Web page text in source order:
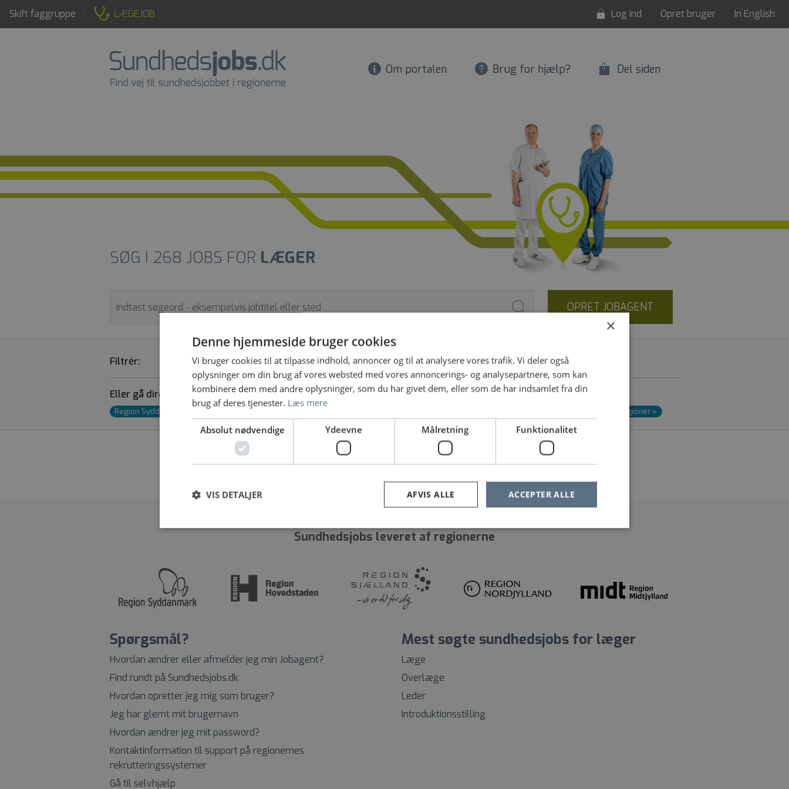
Skift faggruppe LÆGEJOB Log ind Opret bruger In English
Om portalen Brug for hjælp? Del siden
SØG I 268 JOBS FOR LÆGER
OPRET JOBAGENT
Filtrér: STILLINGSTYPE ARBEJDSSTED SPECIALE ANSÆTTELSESFORM
Eller gå direkte til job i din region:
Region Syddanmark Region Hovedstaden Videre­uddannelses­regioner »
Vi fandt desværre ingen jobopslag, prøv at søge på noget andet eller fjern nogle af dine filtre
28 29 30 »
Sundhedsjobs leveret af regionerne
Spørgsmål?
Hvordan ændrer eller afmelder jeg min Jobagent?
Find rundt på Sundhedsjobs.dk
Hvordan opretter jeg mig som bruger?
Jeg har glemt mit brugernavn
Hvordan ændrer jeg mit password?
Kontaktinformation til support på regionernes
rekrutteringssystemer
Gå til selvhjælp
Mest søgte sundhedsjobs for læger
Læge
Overlæge
Leder
Introduktionsstilling
×
Denne hjemmeside bruger cookies
Vi bruger cookies til at tilpasse indhold, annoncer og til at analysere vores trafik. Vi deler også
oplysninger om din brug af vores websted med vores annoncerings- og analysepartnere, som kan
kombinere dem med andre oplysninger, som du har givet dem, eller som de har indsamlet fra din
brug af deres tjenester. Læs mere
Absolut nødvendige Ydeevne Målretning Funktionalitet
ACCEPTER ALLE
AFVIS ALLE
VIS DETALJER